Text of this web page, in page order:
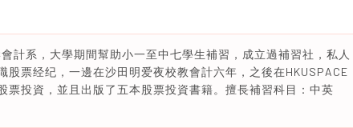
計系，大學期間幫助小一至中七學生補習，成立過補習社，私人
股票经纪，一邊在沙田明爱夜校教會計六年，之後在HKUSPACE
票投資，並且出版了五本股票投資書籍。擅長補習科目：中英